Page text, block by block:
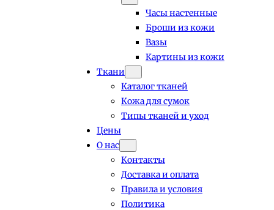
Часы настенные
Броши из кожи
Вазы
Картины из кожи
Ткани
Каталог тканей
Кожа для сумок
Типы тканей и уход
Цены
О нас
Контакты
Доставка и оплата
Правила и условия
Политика